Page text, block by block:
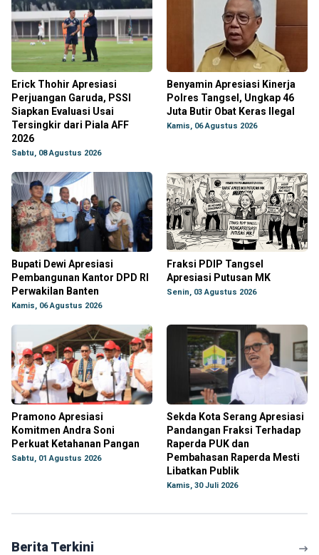
Erick Thohir Apresiasi
Perjuangan Garuda, PSSI
Siapkan Evaluasi Usai
Tersingkir dari Piala AFF
2026
Sabtu, 08 Agustus 2026
Benyamin Apresiasi Kinerja
Polres Tangsel, Ungkap 46
Juta Butir Obat Keras Ilegal
Kamis, 06 Agustus 2026
Bupati Dewi Apresiasi
Pembangunan Kantor DPD RI
Perwakilan Banten
Kamis, 06 Agustus 2026
Fraksi PDIP Tangsel
Apresiasi Putusan MK
Senin, 03 Agustus 2026
Pramono Apresiasi
Komitmen Andra Soni
Perkuat Ketahanan Pangan
Sabtu, 01 Agustus 2026
Sekda Kota Serang Apresiasi
Pandangan Fraksi Terhadap
Raperda PUK dan
Pembahasan Raperda Mesti
Libatkan Publik
Kamis, 30 Juli 2026
Berita Terkini